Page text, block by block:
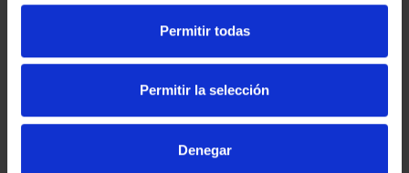
Permitir todas
Permitir la selección
Denegar